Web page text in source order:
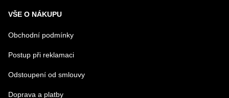
VŠE O NÁKUPU
Obchodní podmínky
Postup při reklamaci
Odstoupení od smlouvy
Doprava a platby